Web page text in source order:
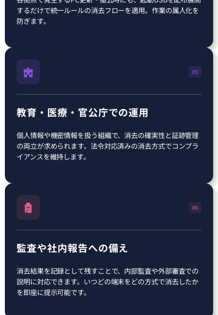
するだけで統一ルールの消去フローを適用。作業の属人化を
防ぎます。
05
教育・医療・官公庁での運用
個人情報や機密情報を扱う組織で、消去の確実性と証跡管理
の両立が求められます。法令対応済みの消去方式でコンプラ
イアンスを維持します。
06
監査や社内報告への備え
消去結果を記録として残すことで、内部監査や外部審査での
説明に対応できます。いつどの端末をどの方式で消去したか
を即座に提示可能です。